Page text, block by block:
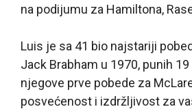
na podijumu za Hamiltona,
Luis je sa 41 bio najstariji
Jack Brabham u 1970, punih
njegove prve pobede za
posvećenost i izdržljivost za